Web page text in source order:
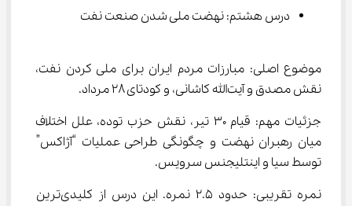
درس هشتم: نهضت ملی شدن صنعت نفت
موضوع اصلی: مبارزات مردم ایران برای ملی کردن نفت،
نقش مصدق و آیت‌الله کاشانی، و کودتای ۲۸ مرداد.
جزئیات مهم: قیام ۳۰ تیر، نقش حزب توده، علل اختلاف
میان رهبران نهضت و چگونگی طراحی عملیات “آژاکس”
توسط سیا و اینتلیجنس سرویس.
نمره تقریبی: حدود ۲.۵ نمره. این درس از کلیدی‌ترین